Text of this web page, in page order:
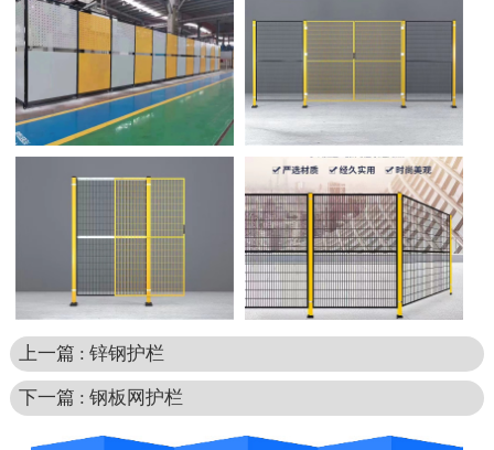
上一篇 : 锌钢护栏
下一篇 : 钢板网护栏